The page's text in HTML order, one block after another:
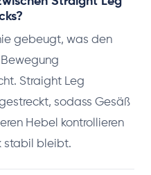
gebeugt, was den
Straight Leg
sodass Gesäß
Hebel kontrollieren
stabil bleibt.